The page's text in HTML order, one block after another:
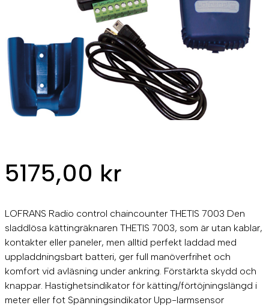
5175,00 kr
LOFRANS Radio control chaincounter THETIS 7003 Den
sladdlösa kättingräknaren THETIS 7003, som är utan kablar,
kontakter eller paneler, men alltid perfekt laddad med
uppladdningsbart batteri, ger full manöverfrihet och
komfort vid avläsning under ankring. Förstärkta skydd och
knappar. Hastighetsindikator för kätting/förtöjningslängd i
meter eller fot Spänningsindikator Upp-larmsensor